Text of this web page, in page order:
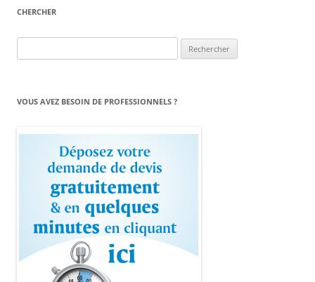
CHERCHER
VOUS AVEZ BESOIN DE PROFESSIONNELS ?